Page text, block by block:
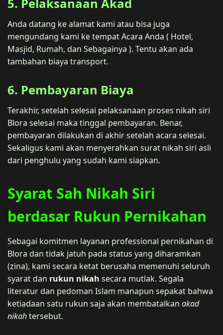
Anda datang ke alamat kami atau bisa juga
mengundang kami ke tempat Acara Anda ( Hotel,
Masjid, Rumah, dan Sebagainya ). Tentu akan ada
tambahan biaya transport.
6. Pembayaran Biaya
Terakhir, setelah selesai pelaksanaan proses nikah siri
Blora selesai maka tinggal pembayaran. Benar,
pembayaran dilakukan di akhir setelah acara selesai.
Sekaligus kami akan menyerahkan surat nikah siri asli
dari penghulu yang sudah kami siapkan.
Syarat Sah Nikah Siri
berdasar Rukun Pernikahan
Sebagai komitmen layanan professional pernikahan di
Blora dan tidak jatuh pada status yang diharamkan
(zina), kami secara ketat berusaha memenuhi seluruh
syarat dan rukun nikah secara mutlak. Segala
literatur dan pedoman Islam manapun sepakat bahwa
ketiadaan satu rukun saja akan membatalkan akad
nikahtersebut.